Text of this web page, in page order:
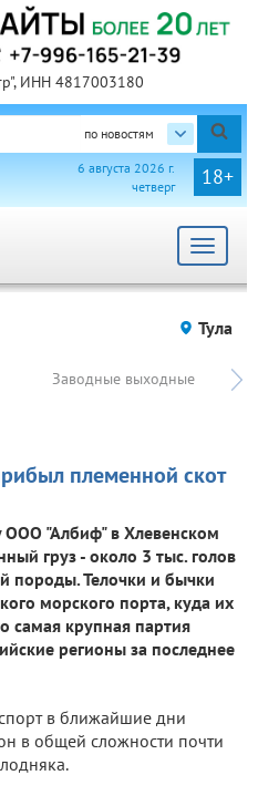
ИНН 4817003180
по новостям
18+
6 августа 2026 г.
четверг
Toggle
Тула
Заводные выходные
племенной скот
"Албиф" в Хлевенском
груз - около 3 тыс. голов
породы. Телочки и бычки
морского порта, куда их
самая крупная партия
регионы за последнее
в ближайшие дни
в общей сложности почти